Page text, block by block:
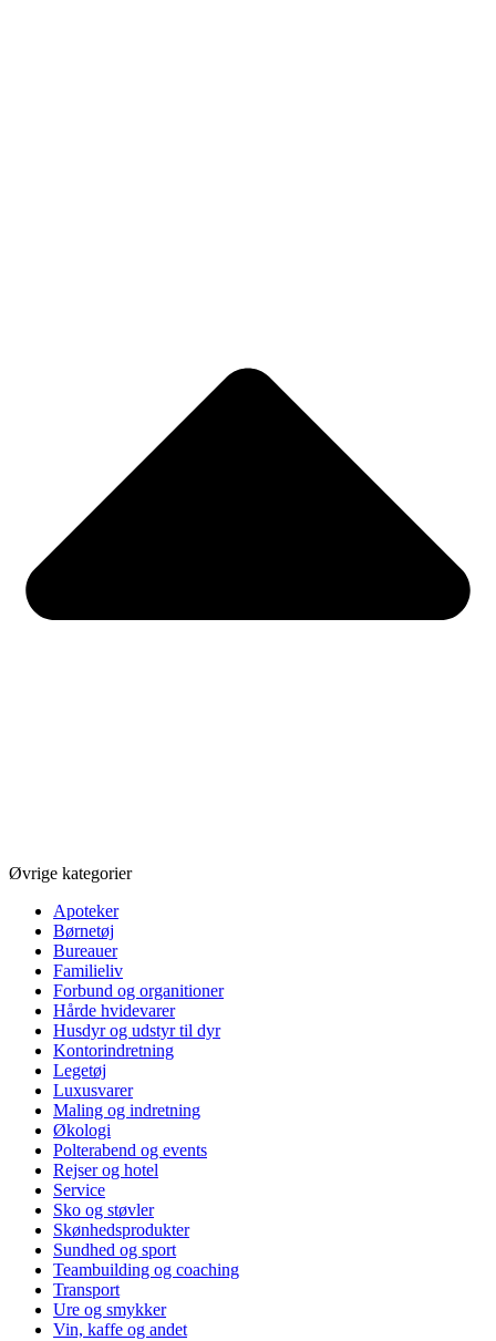
Øvrige kategorier
Apoteker
Børnetøj
Bureauer
Familieliv
Forbund og organitioner
Hårde hvidevarer
Husdyr og udstyr til dyr
Kontorindretning
Legetøj
Luxusvarer
Maling og indretning
Økologi
Polterabend og events
Rejser og hotel
Service
Sko og støvler
Skønhedsprodukter
Sundhed og sport
Teambuilding og coaching
Transport
Ure og smykker
Vin, kaffe og andet